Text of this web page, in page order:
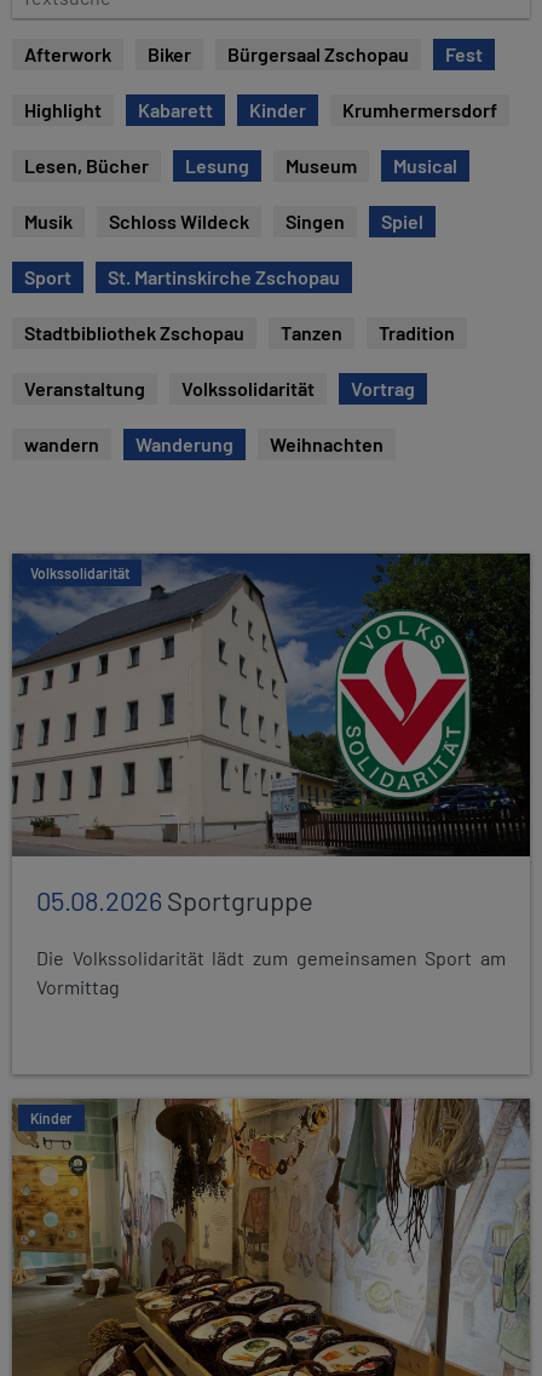
e
Afterwork Biker Bürgersaal Zschopau Fest
Highlight Kabarett Kinder Krumhermersdorf
Lesen, Bücher Lesung Museum Musical
Musik Schloss Wildeck Singen Spiel
Sport St. Martinskirche Zschopau
Stadtbibliothek Zschopau Tanzen Tradition
Veranstaltung Volkssolidarität Vortrag
wandern Wanderung Weihnachten
Volkssolidarität
05.08.2026Sportgruppe
Die Volkssolidarität lädt zum gemeinsamen Sport am
Vormittag
Kinder